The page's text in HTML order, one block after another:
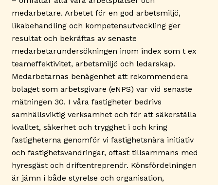
medarbetare. Arbetet för en god arbetsmiljö,
likabehandling och kompetensutveckling ger
resultat och bekräftas av senaste
medarbetarundersökningen inom index som t ex
teameffektivitet, arbetsmiljö och ledarskap.
Medarbetarnas benägenhet att rekommendera
bolaget som arbetsgivare (eNPS) var vid senaste
mätningen 30. I våra fastigheter bedrivs
samhällsviktig verksamhet och för att säkerställa
kvalitet, säkerhet och trygghet i och kring
fastigheterna genomför vi fastighetsnära initiativ
och fastighetsvandringar, oftast tillsammans med
hyresgäst och driftentreprenör. Könsfördelningen
är jämn i både styrelse och organisation,